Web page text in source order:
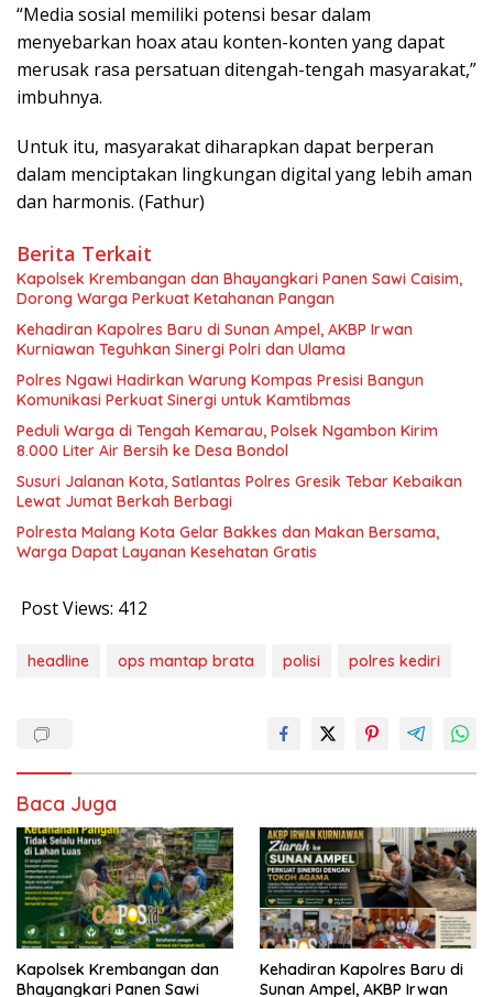
“Media sosial memiliki potensi besar dalam
menyebarkan hoax atau konten-konten yang dapat
merusak rasa persatuan ditengah-tengah masyarakat,”
imbuhnya.
Untuk itu, masyarakat diharapkan dapat berperan
dalam menciptakan lingkungan digital yang lebih aman
dan harmonis. (Fathur)
Berita Terkait
Kapolsek Krembangan dan Bhayangkari Panen Sawi Caisim,
Dorong Warga Perkuat Ketahanan Pangan
Kehadiran Kapolres Baru di Sunan Ampel, AKBP Irwan
Kurniawan Teguhkan Sinergi Polri dan Ulama
Polres Ngawi Hadirkan Warung Kompas Presisi Bangun
Komunikasi Perkuat Sinergi untuk Kamtibmas
Peduli Warga di Tengah Kemarau, Polsek Ngambon Kirim
8.000 Liter Air Bersih ke Desa Bondol
Susuri Jalanan Kota, Satlantas Polres Gresik Tebar Kebaikan
Lewat Jumat Berkah Berbagi
Polresta Malang Kota Gelar Bakkes dan Makan Bersama,
Warga Dapat Layanan Kesehatan Gratis
Post Views: 412
headline ops mantap brata polisi polres kediri
Baca Juga
Kapolsek Krembangan dan
Bhayangkari Panen Sawi
Kehadiran Kapolres Baru di
Sunan Ampel, AKBP Irwan